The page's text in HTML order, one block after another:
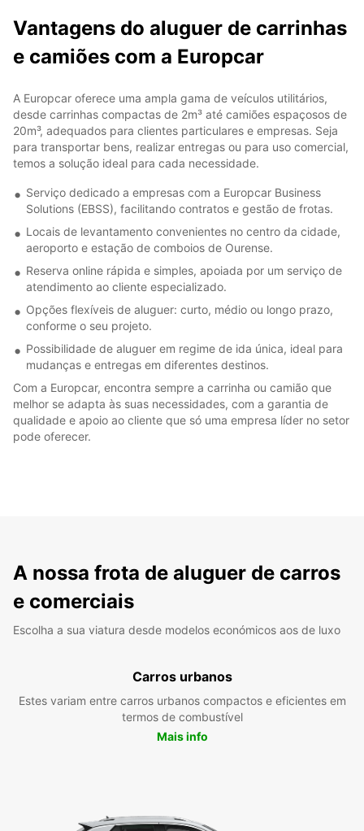
Vantagens do aluguer de carrinhas
e camiões com a Europcar
A Europcar oferece uma ampla gama de veículos utilitários,
desde carrinhas compactas de 2m³ até camiões espaçosos de
20m³, adequados para clientes particulares e empresas. Seja
para transportar bens, realizar entregas ou para uso comercial,
temos a solução ideal para cada necessidade.
Serviço dedicado a empresas com a Europcar Business
Solutions (EBSS), facilitando contratos e gestão de frotas.
Locais de levantamento convenientes no centro da cidade,
aeroporto e estação de comboios de Ourense.
Reserva online rápida e simples, apoiada por um serviço de
atendimento ao cliente especializado.
Opções flexíveis de aluguer: curto, médio ou longo prazo,
conforme o seu projeto.
Possibilidade de aluguer em regime de ida única, ideal para
mudanças e entregas em diferentes destinos.
Com a Europcar, encontra sempre a carrinha ou camião que
melhor se adapta às suas necessidades, com a garantia de
qualidade e apoio ao cliente que só uma empresa líder no setor
pode oferecer.
A nossa frota de aluguer de carros
e comerciais
Escolha a sua viatura desde modelos económicos aos de luxo
Carros urbanos
Estes variam entre carros urbanos compactos e eficientes em
termos de combustível
Mais info